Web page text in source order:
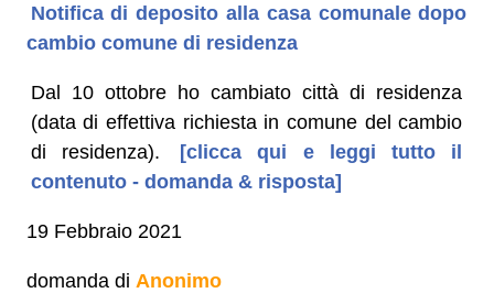
Notifica di deposito alla casa comunale dopo
cambio comune di residenza
Dal 10 ottobre ho cambiato città di residenza
(data di effettiva richiesta in comune del cambio
di residenza).
[clicca qui e leggi tutto il
contenuto - domanda & risposta]
19 Febbraio 2021
domanda di Anonimo